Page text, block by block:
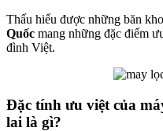
Thấu hiểu được những băn
Quốc mang những đặc điểm
đình Việt.
Đặc tính ưu việt của
lai là gì?